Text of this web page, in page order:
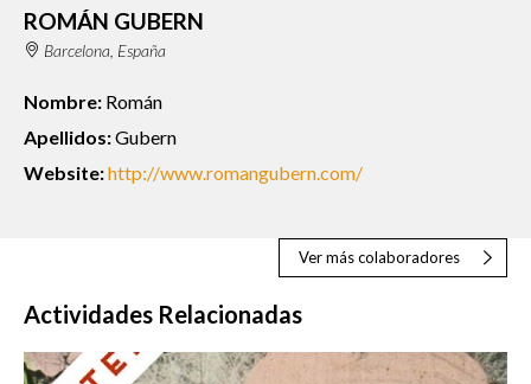
ROMÁN GUBERN
Barcelona, España
Nombre: Román
Apellidos:Gubern
Website:http://www.romangubern.com/
Ver más colaboradores
Actividades Relacionadas